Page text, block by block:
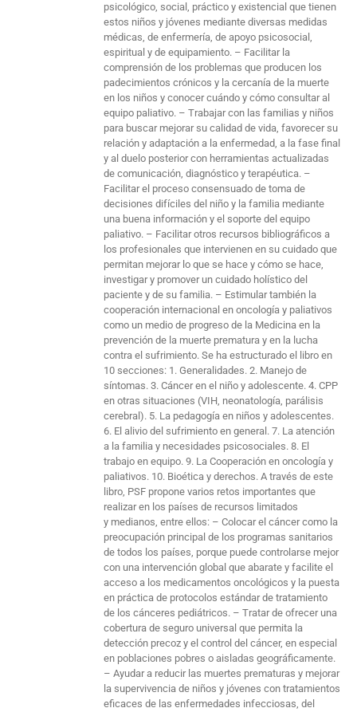
psicológico, social, práctico y existencial que tienen
estos niños y jóvenes mediante diversas medidas
médicas, de enfermería, de apoyo psicosocial,
espiritual y de equipamiento. – Facilitar la
comprensión de los problemas que producen los
padecimientos crónicos y la cercanía de la muerte
en los niños y conocer cuándo y cómo consultar al
equipo paliativo. – Trabajar con las familias y niños
para buscar mejorar su calidad de vida, favorecer su
relación y adaptación a la enfermedad, a la fase final
y al duelo posterior con herramientas actualizadas
de comunicación, diagnóstico y terapéutica. –
Facilitar el proceso consensuado de toma de
decisiones difíciles del niño y la familia mediante
una buena información y el soporte del equipo
paliativo. – Facilitar otros recursos bibliográficos a
los profesionales que intervienen en su cuidado que
permitan mejorar lo que se hace y cómo se hace,
investigar y promover un cuidado holístico del
paciente y de su familia. – Estimular también la
cooperación internacional en oncología y paliativos
como un medio de progreso de la Medicina en la
prevención de la muerte prematura y en la lucha
contra el sufrimiento. Se ha estructurado el libro en
10 secciones: 1. Generalidades. 2. Manejo de
síntomas. 3. Cáncer en el niño y adolescente. 4. CPP
en otras situaciones (VIH, neonatología, parálisis
cerebral). 5. La pedagogía en niños y adolescentes.
6. El alivio del sufrimiento en general. 7. La atención
a la familia y necesidades psicosociales. 8. El
trabajo en equipo. 9. La Cooperación en oncología y
paliativos. 10. Bioética y derechos. A través de este
libro, PSF propone varios retos importantes que
realizar en los países de recursos limitados
y medianos, entre ellos: – Colocar el cáncer como la
preocupación principal de los programas sanitarios
de todos los países, porque puede controlarse mejor
con una intervención global que abarate y facilite el
acceso a los medicamentos oncológicos y la puesta
en práctica de protocolos estándar de tratamiento
de los cánceres pediátricos. – Tratar de ofrecer una
cobertura de seguro universal que permita la
detección precoz y el control del cáncer, en especial
en poblaciones pobres o aisladas geográficamente.
– Ayudar a reducir las muertes prematuras y mejorar
la supervivencia de niños y jóvenes con tratamientos
eficaces de las enfermedades infecciosas, del